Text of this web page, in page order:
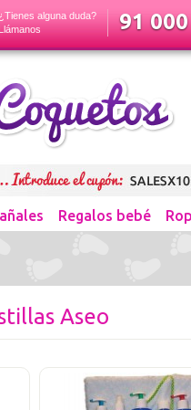
¿Tienes alguna duda?
Llámanos
91
Regalos bebé
Aseo